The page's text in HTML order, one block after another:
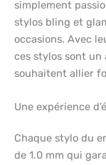
simplement
stylos bling et
occasions. Avec
ces stylos sont
souhaitent allier
Une expérience
Chaque stylo du
de 1.0 mm qui